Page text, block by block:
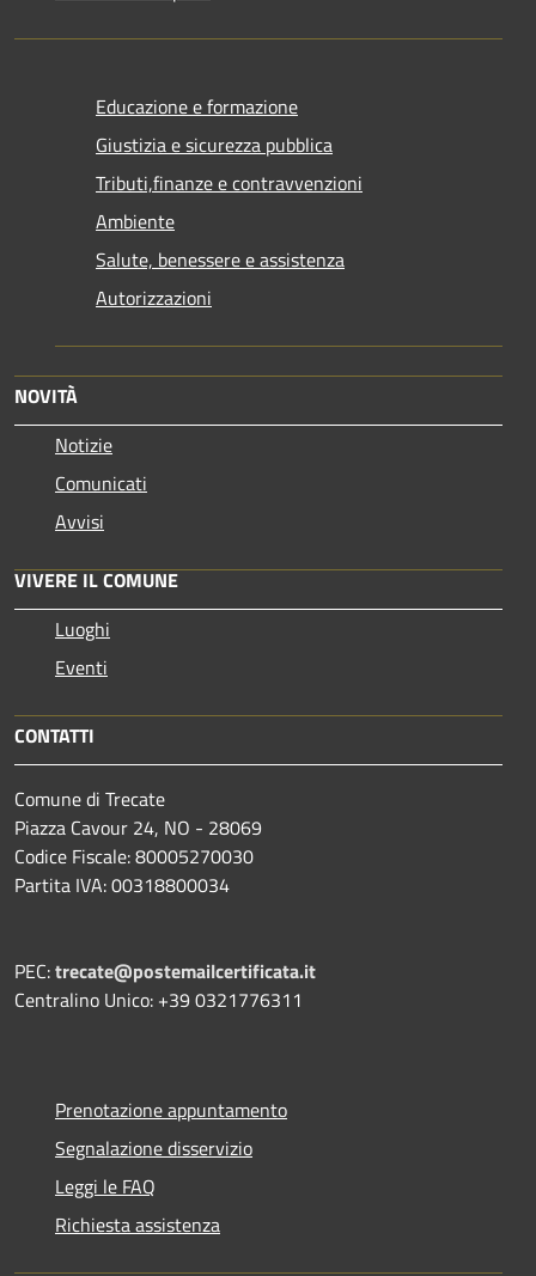
Educazione e formazione
Giustizia e sicurezza pubblica
Tributi,finanze e contravvenzioni
Ambiente
Salute, benessere e assistenza
Autorizzazioni
NOVITÀ
Notizie
Comunicati
Avvisi
VIVERE IL COMUNE
Luoghi
Eventi
CONTATTI
Comune di Trecate
Piazza Cavour 24, NO - 28069
Codice Fiscale: 80005270030
Partita IVA: 00318800034
PEC:trecate@postemailcertificata.it
Centralino Unico: +39 0321776311
Prenotazione appuntamento
Segnalazione disservizio
Leggi le FAQ
Richiesta assistenza